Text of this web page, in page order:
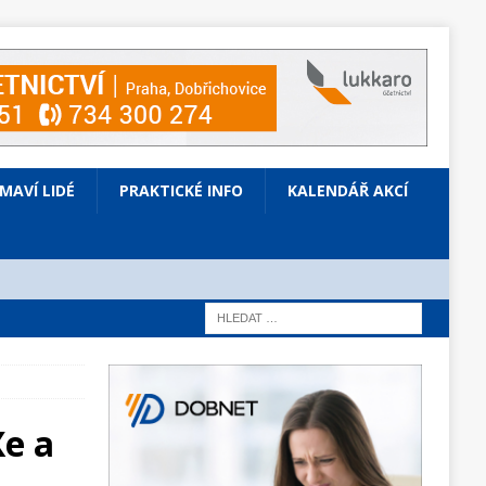
LIDÉ PRAKTICKÉ INFO KALENDÁŘ AKCÍ
a